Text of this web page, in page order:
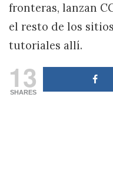
fronteras, lanzan
el resto de los
tutoriales allí.
13
SHARES